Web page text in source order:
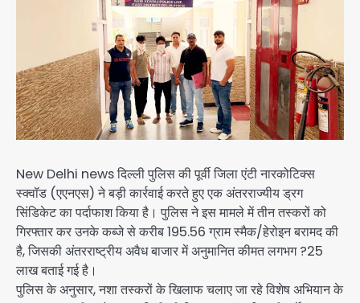
New Delhi news दिल्ली पुलिस की पूर्वी जिला एंटी नारकोटिक्स
स्क्वॉड (एएनएस) ने बड़ी कार्रवाई करते हुए एक अंतरराज्यीय ड्रग
सिंडिकेट का पर्दाफाश किया है। पुलिस ने इस मामले में तीन तस्करों को
गिरफ्तार कर उनके कब्जे से करीब 195.56 ग्राम स्मैक/हेरोइन बरामद की
है, जिसकी अंतरराष्ट्रीय अवैध बाजार में अनुमानित कीमत लगभग ?25
लाख बताई गई है।
पुलिस के अनुसार, नशा तस्करों के खिलाफ चलाए जा रहे विशेष अभियान के